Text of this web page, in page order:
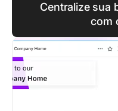
Centralize sua
com